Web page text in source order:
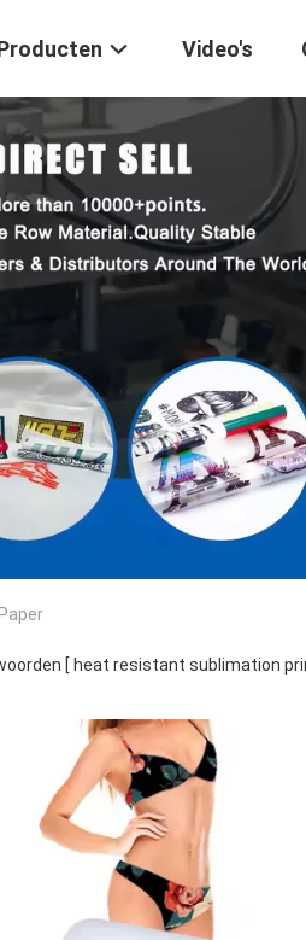
Video's
[ heat resistant sublimation